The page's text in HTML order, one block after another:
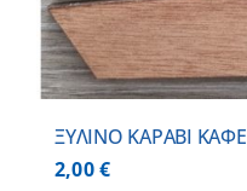
ΞΥΛΙΝΟ ΚΑΡΑΒΙ ΚΑΦΕ
2,00€